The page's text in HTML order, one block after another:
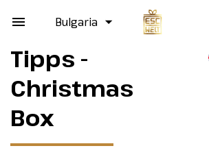
Bulgaria
Tipps -
Christmas
Box